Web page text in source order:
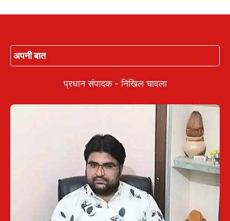
अपनी बात
प्रधान संपादक - निखिल चावला